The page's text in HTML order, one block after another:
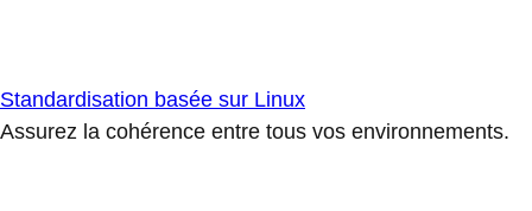
Standardisation basée sur Linux
Assurez la cohérence entre tous vos environnements.